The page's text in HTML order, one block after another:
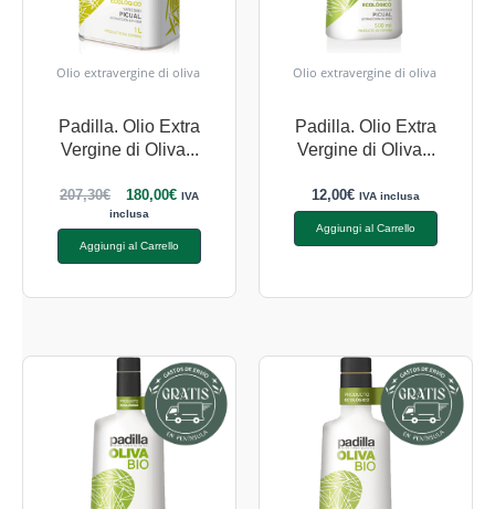
Olio extravergine di oliva
Padilla. Olio Extra
Vergine di Oliva...
207,30€ 180,00€ IVA
inclusa
Aggiungi al Carrello
Olio extravergine di oliva
Padilla. Olio Extra
Vergine di Oliva...
12,00€ IVA inclusa
Aggiungi al Carrello